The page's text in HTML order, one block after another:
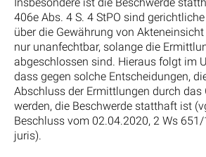
406e Abs. 4 S. 4 StPO sind
über die Gewährung von
nur unanfechtbar, solange die
abgeschlossen sind. Hieraus folgt im
dass gegen solche Entscheidungen,
Abschluss der Ermittlungen durch das
werden, die Beschwerde statthaft ist
Beschluss vom 02.04.2020, 2 Ws
juris).